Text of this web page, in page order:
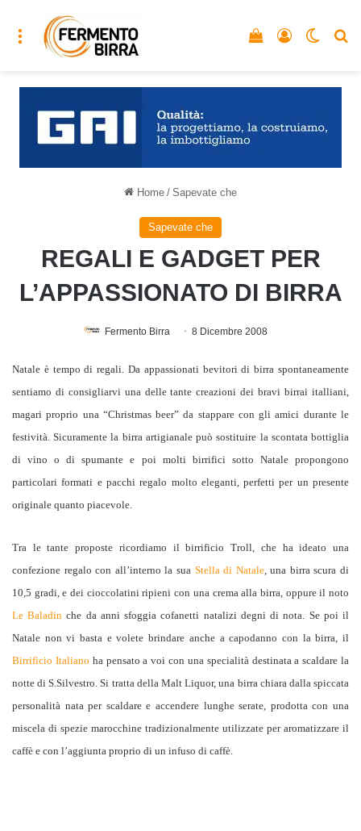
Menu Accedi
Vedi il carrello
Home / Sapevate che
Sapevate che
REGALI E GADGET PER
L’APPASSIONATO DI BIRRA
Fermento Birra 8 Dicembre 2008
Natale è tempo di regali. Da appassionati bevitori di birra spontaneamente
sentiamo di consigliarvi una delle tante creazioni dei bravi birrai italliani,
magari proprio una “Christmas beer” da stappare con gli amici durante le
festività. Sicuramente la birra artigianale può sostituire la scontata bottiglia
di vino o di spumante e poi molti birrifici sotto Natale propongono
particolari formati e pacchi regalo molto eleganti, perfetti per un presente
originale quanto piacevole.
Tra le tante proposte ricordiamo il birrificio Troll, che ha ideato una
confezione regalo con all’interno la sua Stella di Natale, una birra scura di
10,5 gradi, e dei cioccolatini ripienicon una crema alla birra, oppureil noto
Le Baladin che da anni sfoggia cofanetti natalizi degni dinota. Se poi il
Natale non vi basta e volete brindare anche a capodanno con la birra, il
Birrificio Italiano ha pensato a voi con una specialità destinata a scaldare la
notte di S.Silvestro. Si tratta della Malt Liquor, una birra chiara dalla spiccata
personalità nata per scaldare e accendere lunghe serate, prodotta con una
miscela di spezie marocchine tradizionalmente utilizzate per aromatizzare il
caffè e con l’aggiunta proprio di un infuso di caffè.